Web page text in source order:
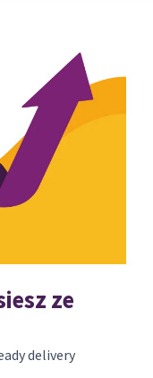
ze
delivery